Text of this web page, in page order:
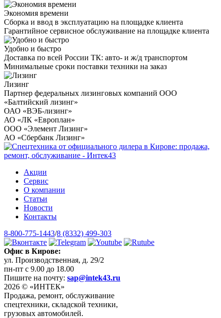
Экономия времени
Сборка и ввод в эксплуатацию на площадке клиента
Гарантийное сервисное обслуживание на площадке клиента
Удобно и быстро
Доставка по всей России ТК: авто- и ж/д транспортом
Минимальные сроки поставки техники на заказ
Лизинг
Партнер федеральных лизинговых компаний ООО
«Балтийский лизинг»
ОАО «ВЭБ-лизинг»
АО «ЛК «Европлан»
ООО «Элемент Лизинг»
АО «Сбербанк Лизинг»
Акции
Сервис
О компании
Статьи
Новости
Контакты
8-800-775-1443/8 (8332) 499-303
Офис в Кирове:
ул. Производственная, д. 29/2
пн-пт с 9.00 до 18.00
Пишите на почту: sap@intek43.ru
2026 © «ИНТЕК»
Продажа, ремонт, обслуживание
спецтехники, складской техники,
грузовых автомобилей.